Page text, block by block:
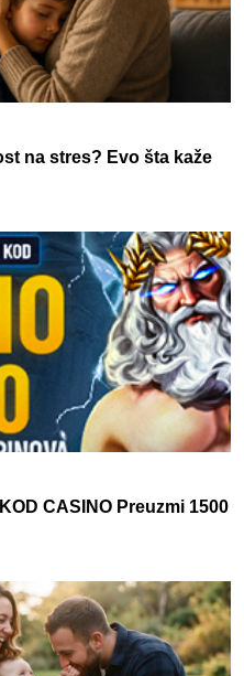
na stres? Evo šta kaže
CASINO Preuzmi 1500